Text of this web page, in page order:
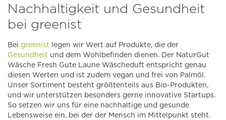
Nachhaltigkeit und Gesundheit
bei greenist
Bei greenist legen wir Wert auf Produkte, die der
Gesundheit und dem Wohlbefinden dienen. Der NaturGut
Wäsche Fresh Gute Laune Wäscheduft entspricht genau
diesen Werten und ist zudem vegan und frei von Palmöl.
Unser Sortiment besteht größtenteils aus Bio-Produkten,
und wir unterstützen besonders gerne innovative Startups.
So setzen wir uns für eine nachhaltige und gesunde
Lebensweise ein, bei der der Mensch im Mittelpunkt steht.